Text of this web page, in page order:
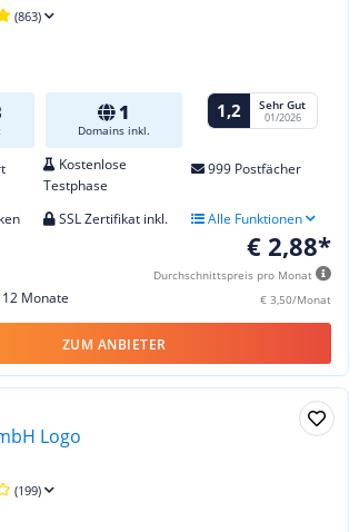
(863)
1
Domains inkl.
1,2 Sehr Gut
01/2026
Kostenlose
Testphase
999 Postfächer
SSL Zertifikat inkl. Alle Funktionen
€ 2,88*
Durchschnittspreis pro Monat
€ 3,50/Monat
Monate
ZUM ANBIETER
(199)